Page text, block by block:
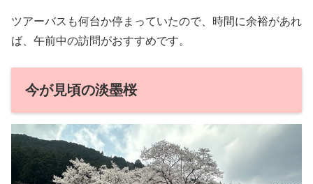
ツアーバスも何台か停まっていたので、時間に余裕があれ
ば、午前中の訪問がおすすめです。
今が見頃の淡墨桜